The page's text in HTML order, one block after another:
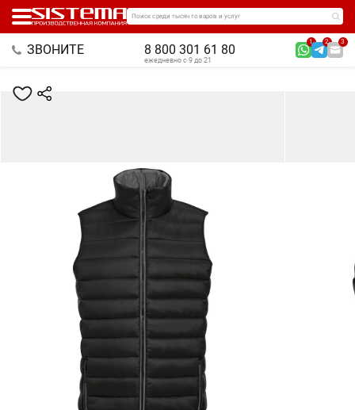
Поиск среди тысяч товаров и услуг
ЗВОНИТЕ 8 800 301 61 80
1 2 3
ежедневно с 9 до 21